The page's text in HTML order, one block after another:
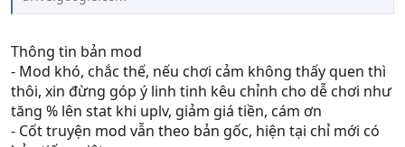
Thông tin bản mod
- Mod khó, chắc thế, nếu chơi cảm không thấy quen thì
thôi, xin đừng góp ý linh tinh kêu chỉnh cho dễ chơi như
tăng % lên stat khi uplv, giảm giá tiền, cám ơn
- Cốt truyện mod vẫn theo bản gốc, hiện tại chỉ mới có